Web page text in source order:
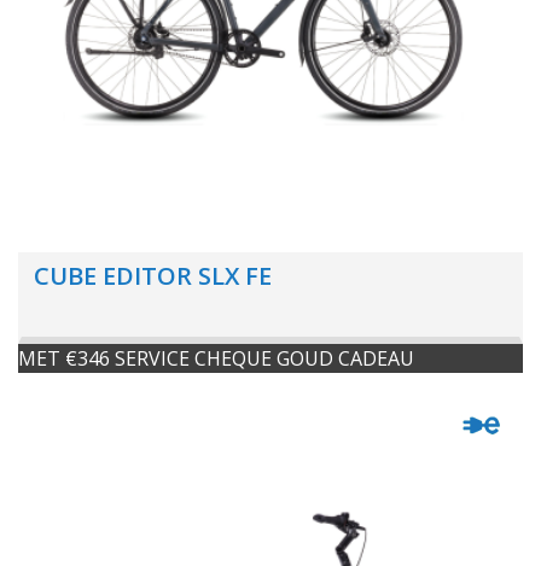
CUBE EDITOR SLX FE
MET €346 SERVICE CHEQUE GOUD CADEAU